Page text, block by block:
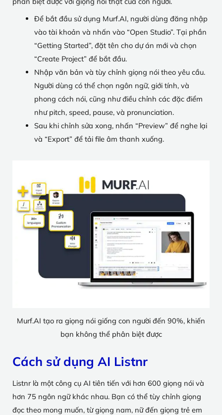
Để bắt đầu sử dụng Murf.AI, người dùng đăng nhập
vào tài khoản và nhấn vào “Open Studio”. Tại phần
“Getting Started”, đặt tên cho dự án mới và chọn
“Create Project” để bắt đầu.
Nhập văn bản và tùy chỉnh giọng nói theo yêu cầu.
Người dùng có thể chọn ngôn ngữ, giới tính, và
phong cách nói, cũng như điều chỉnh các đặc điểm
như pitch, speed, pause, và pronunciation.
Sau khi chỉnh sửa xong, nhấn “Preview” để nghe lại
và “Export” để tải file âm thanh xuống.
Murf.AI tạo ra giọng nói giống con người đến 90%, khiến
bạn không thể phân biệt được
Cách sử dụng AI Listnr
Listnr là một công cụ AI tiên tiến với hơn 600 giọng nói và
hơn 75 ngôn ngữ khác nhau. Bạn có thể tùy chỉnh giọng
đọc theo mong muốn, từ giọng nam, nữ đến giọng trẻ em